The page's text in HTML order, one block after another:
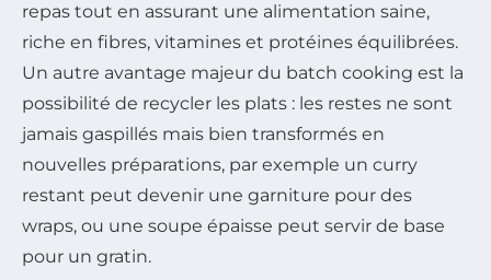
repas tout en assurant une alimentation saine,
riche en fibres, vitamines et protéines équilibrées.
Un autre avantage majeur du batch cooking est la
possibilité de recycler les plats : les restes ne sont
jamais gaspillés mais bien transformés en
nouvelles préparations, par exemple un curry
restant peut devenir une garniture pour des
wraps, ou une soupe épaisse peut servir de base
pour un gratin.